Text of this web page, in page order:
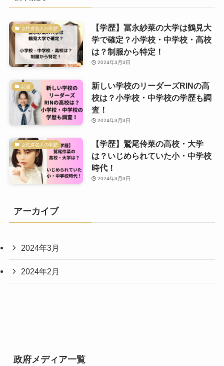
女性有名人の学歴
【学歴】冨永紗菜の大学は鶴見大
学で確定？小学校・中学校・高校
は？制服から特定！
2024年3月3日
話題
新しい学校のリーダーズRINの高
校は？小学校・中学校の学歴も調
査！
2024年3月3日
女性有名人の学歴
【学歴】鷲尾伶菜の高校・大学
は？いじめられていた小・中学校
時代！
2024年3月3日
アーカイブ
2024年3月
2024年2月
政府メディア一覧